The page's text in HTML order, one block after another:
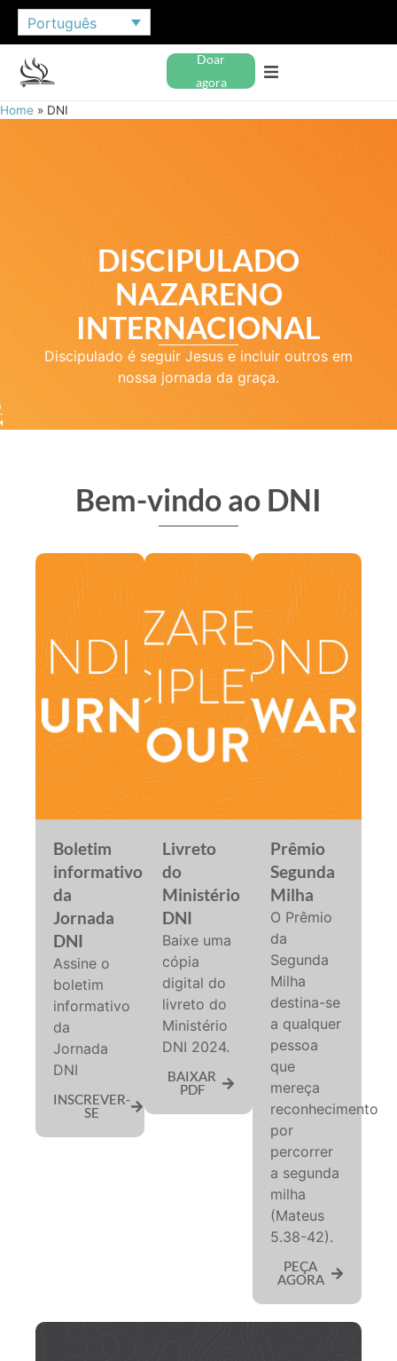
Português
Doar
agora
Home » DNI
DISCIPULADO
NAZARENO
INTERNACIONAL
Discipulado é seguir Jesus e incluir outros em
nossa jornada da graça.
Bem-vindo ao DNI
Boletim
informativo
da
Jornada
DNI
Assine o
boletim
informativo
da
Jornada
DNI
INSCREVER-
SE
Livreto
do
Ministério
DNI
Baixe uma
cópia
digital do
livreto do
Ministério
DNI 2024.
BAIXAR
PDF
Prêmio
Segunda
Milha
O Prêmio
da
Segunda
Milha
destina-se
a qualquer
pessoa
que
mereça
reconhecimento
por
percorrer
a segunda
milha
(Mateus
5.38-42).
PEÇA
AGORA